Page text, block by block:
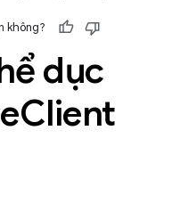
không?
dục
Client